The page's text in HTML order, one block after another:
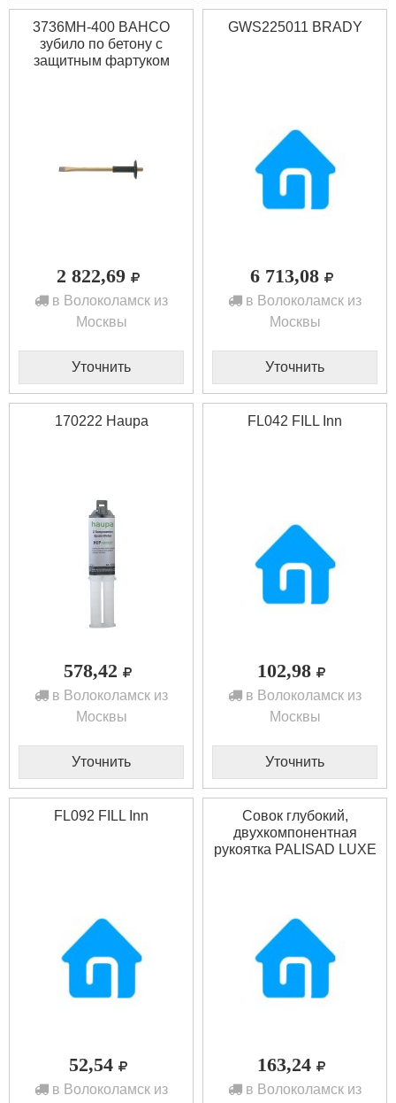
3736MH-400 BAHCO
зубило по бетону с
защитным фартуком
2 822,69
в Волоколамск из
Москвы
Уточнить
GWS225011 BRADY
6 713,08
в Волоколамск из
Москвы
Уточнить
170222 Haupa
578,42
в Волоколамск из
Москвы
Уточнить
FL042 FILL Inn
102,98
в Волоколамск из
Москвы
Уточнить
FL092 FILL Inn
52,54
в Волоколамск из
Совок глубокий,
двухкомпонентная
рукоятка PALISAD LUXE
163,24
в Волоколамск из